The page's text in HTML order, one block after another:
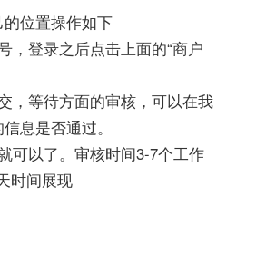
位置操作如下
，登录之后点击上面的“商户
，等待方面的审核，可以在我
息是否通过。
可以了。审核时间3-7个工作
时间展现